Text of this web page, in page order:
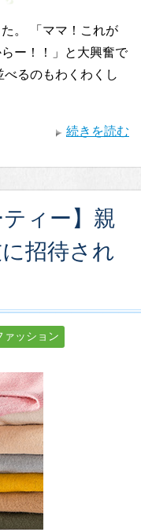
。 「ママ！これが
ー！！」と大興奮で
るのもわくわくし
続きを読む
ティー】親
招待され
ァッション